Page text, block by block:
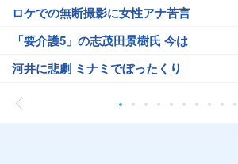
ロケでの無断撮影に女性アナ苦言
「要介護5」の志茂田景樹氏 今は
河井に悲劇 ミナミでぼったくり